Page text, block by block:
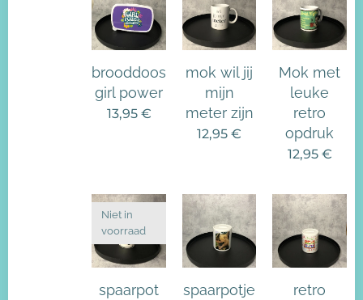
brooddoos
girl power
13,95€
mok wil jij
mijn
meter zijn
12,95 €
Mok met
leuke
retro
opdruk
12,95€
spaarpot
Niet in
voorraad
spaarpotje
retro